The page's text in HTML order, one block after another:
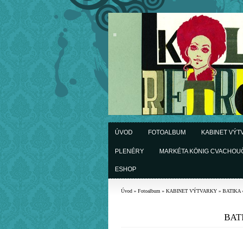
ÚVOD FOTOALBUM KABINET
PLENÉRY MARKÉTA KÖNIG
ESHOP
Úvod » Fotoalbum » KABINET VÝTVARKY » BATIKA